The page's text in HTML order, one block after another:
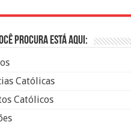
procura está aqui:
Católicas
Católicos